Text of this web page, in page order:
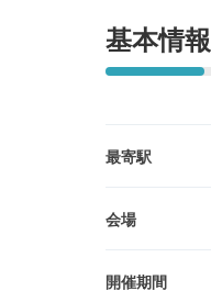
基本情報
最寄駅
会場
開催期間